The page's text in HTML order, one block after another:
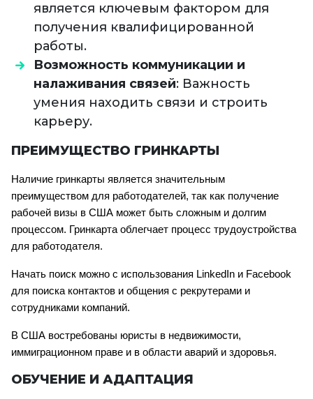
является ключевым фактором для
получения квалифицированной
работы.
Возможность коммуникации и
налаживания связей: Важность
умения находить связи и строить
карьеру.
ПРЕИМУЩЕСТВО ГРИНКАРТЫ
Наличие гринкарты является значительным
преимуществом для работодателей, так как получение
рабочей визы в США может быть сложным и долгим
процессом. Гринкарта облегчает процесс трудоустройства
для работодателя.
Начать поиск можно с использования LinkedIn и Facebook
для поиска контактов и общения с рекрутерами и
сотрудниками компаний.
В США востребованы юристы в недвижимости,
иммиграционном праве и в области аварий и здоровья.
ОБУЧЕНИЕ И АДАПТАЦИЯ